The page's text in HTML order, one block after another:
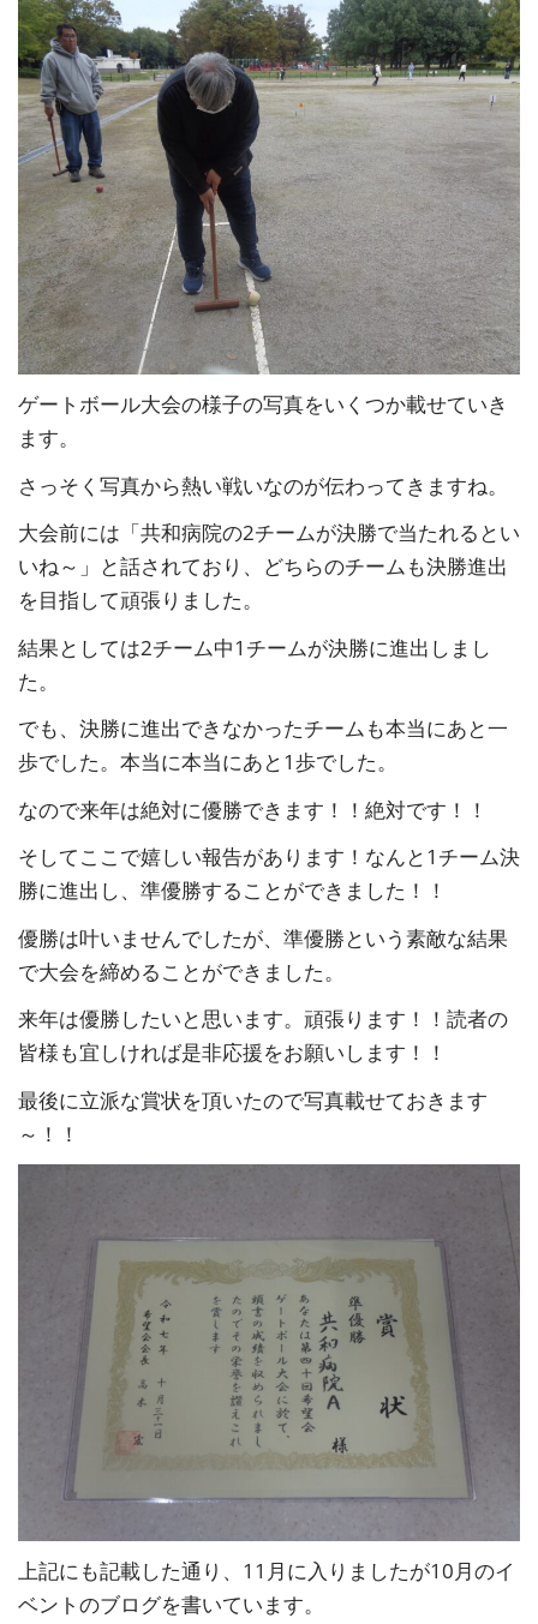
ゲートボール大会の様子の写真をいくつか載せていき
ます。
さっそく写真から熱い戦いなのが伝わってきますね。
大会前には「共和病院の2チームが決勝で当たれるとい
いね～」と話されており、どちらのチームも決勝進出
を目指して頑張りました。
結果としては2チーム中1チームが決勝に進出しまし
た。
でも、決勝に進出できなかったチームも本当にあと一
歩でした。本当に本当にあと1歩でした。
なので来年は絶対に優勝できます！！絶対です！！
そしてここで嬉しい報告があります！なんと1チーム決
勝に進出し、準優勝することができました！！
優勝は叶いませんでしたが、準優勝という素敵な結果
で大会を締めることができました。
来年は優勝したいと思います。頑張ります！！読者の
皆様も宜しければ是非応援をお願いします！！
最後に立派な賞状を頂いたので写真載せておきます
～！！
上記にも記載した通り、11月に入りましたが10月のイ
ベントのブログを書いています。